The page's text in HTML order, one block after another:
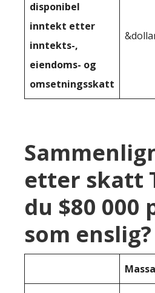
disponibel
inntekt etter
inntekts-,
eiendoms- og
omsetningsskatt
etter skatt
du $80 000
som enslig?